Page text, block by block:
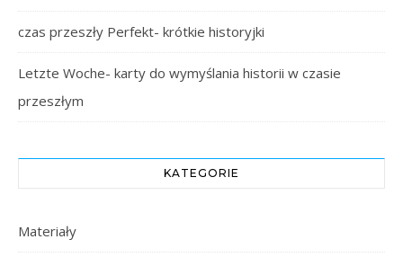
czas przeszły Perfekt- krótkie historyjki
Letzte Woche- karty do wymyślania historii w czasie
przeszłym
KATEGORIE
Materiały